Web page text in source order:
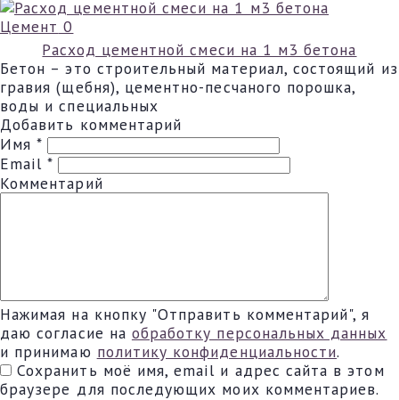
Цемент 0
Расход цементной смеси на 1 м3 бетона
Бетон – это строительный материал, состоящий из
гравия (щебня), цементно-песчаного порошка,
воды и специальных
Добавить комментарий
Имя*
Email*
Комментарий
Нажимая на кнопку "Отправить комментарий", я
даю согласие на обработку персональных данных
и принимаю политику конфиденциальности.
Сохранить моё имя, email и адрес сайта в этом
браузере для последующих моих комментариев.